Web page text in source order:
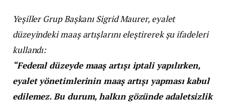
Yeşiller Grup Başkanı Sigrid Maurer, eyalet
düzeyindeki maaş artışlarını eleştirerek şu ifadeleri
kullandı:
“Federal düzeyde maaş artışı iptali yapılırken,
eyalet yönetimlerinin maaş artışı yapması kabul
edilemez. Bu durum, halkın gözünde adaletsizlik